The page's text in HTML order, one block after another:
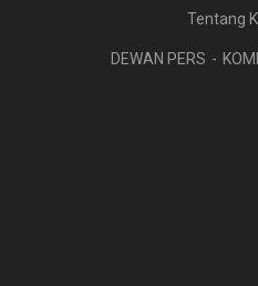
Tentang
DEWAN PERS